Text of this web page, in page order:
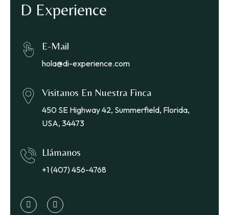
D Experience
E-Mail
hola@di-experience.com
Visitanos En Nuestra Finca
450 SE Highway 42, Summerfield, Florida,
USA, 34473
Llámanos
+1 (407) 456-4768